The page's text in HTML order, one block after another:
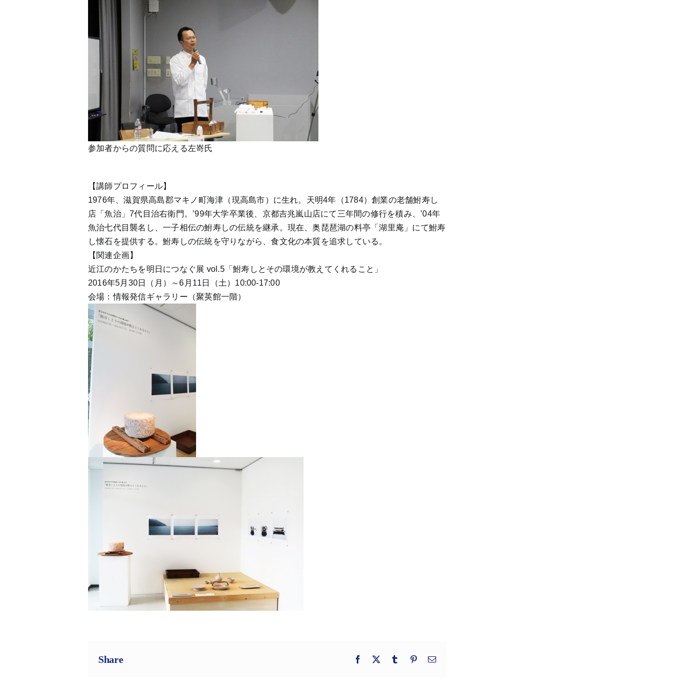
参加者からの質問に応える左嵜氏
【講師プロフィール】
1976年、滋賀県高島郡マキノ町海津（現高島市）に生れ。天明4年（1784）創業の老舗鮒寿し
店「魚治」7代目治右衛門。’99年大学卒業後、京都吉兆嵐山店にて三年間の修行を積み、’04年
魚治七代目襲名し、一子相伝の鮒寿しの伝統を継承。現在、奥琵琶湖の料亭「湖里庵」にて鮒寿
し懐石を提供する。鮒寿しの伝統を守りながら、食文化の本質を追求している。
【関連企画】
近江のかたちを明日につなぐ展 vol.5「鮒寿しとその環境が教えてくれること」
2016年5月30日（月）～6月11日（土）10:00-17:00
会場：情報発信ギャラリー（聚英館一階）
Share Facebook TumblrPinterest
電